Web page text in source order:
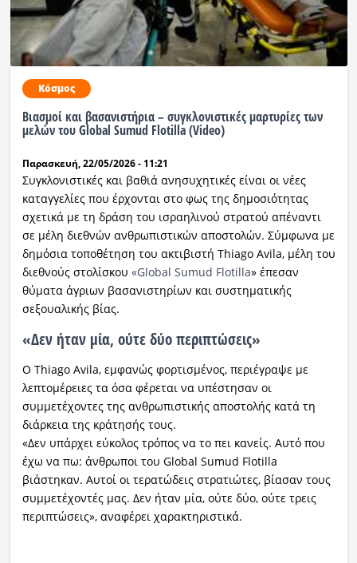
Κόσμος
Βιασμοί και βασανιστήρια – συγκλονιστικές μαρτυρίες των
μελών του Global Sumud Flotilla (Video)
Παρασκευή, 22/05/2026 - 11:21
Συγκλονιστικές και βαθιά ανησυχητικές είναι οι νέες
καταγγελίες που έρχονται στο φως της δημοσιότητας
σχετικά με τη δράση του ισραηλινού στρατού απέναντι
σε μέλη διεθνών ανθρωπιστικών αποστολών. Σύμφωνα με
δημόσια τοποθέτηση του ακτιβιστή Thiago Avila, μέλη του
διεθνούς στολίσκου «Global Sumud Flotilla» έπεσαν
θύματα άγριων βασανιστηρίων και συστηματικής
σεξουαλικής βίας.
«Δεν ήταν μία, ούτε δύο περιπτώσεις»
Ο Thiago Avila, εμφανώς φορτισμένος, περιέγραψε με
λεπτομέρειες τα όσα φέρεται να υπέστησαν οι
συμμετέχοντες της ανθρωπιστικής αποστολής κατά τη
διάρκεια της κράτησής τους.
«Δεν υπάρχει εύκολος τρόπος να το πει κανείς. Αυτό που
έχω να πω: άνθρωποι του Global Sumud Flotilla
βιάστηκαν. Αυτοί οι τερατώδεις στρατιώτες, βίασαν τους
συμμετέχοντές μας. Δεν ήταν μία, ούτε δύο, ούτε τρεις
περιπτώσεις», αναφέρει χαρακτηριστικά.